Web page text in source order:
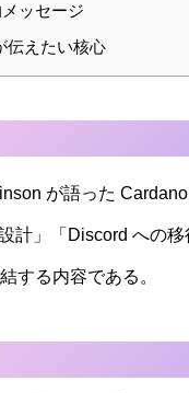
ッセージ
伝えたい核心
が語った
計」「Discord への
する内容である。